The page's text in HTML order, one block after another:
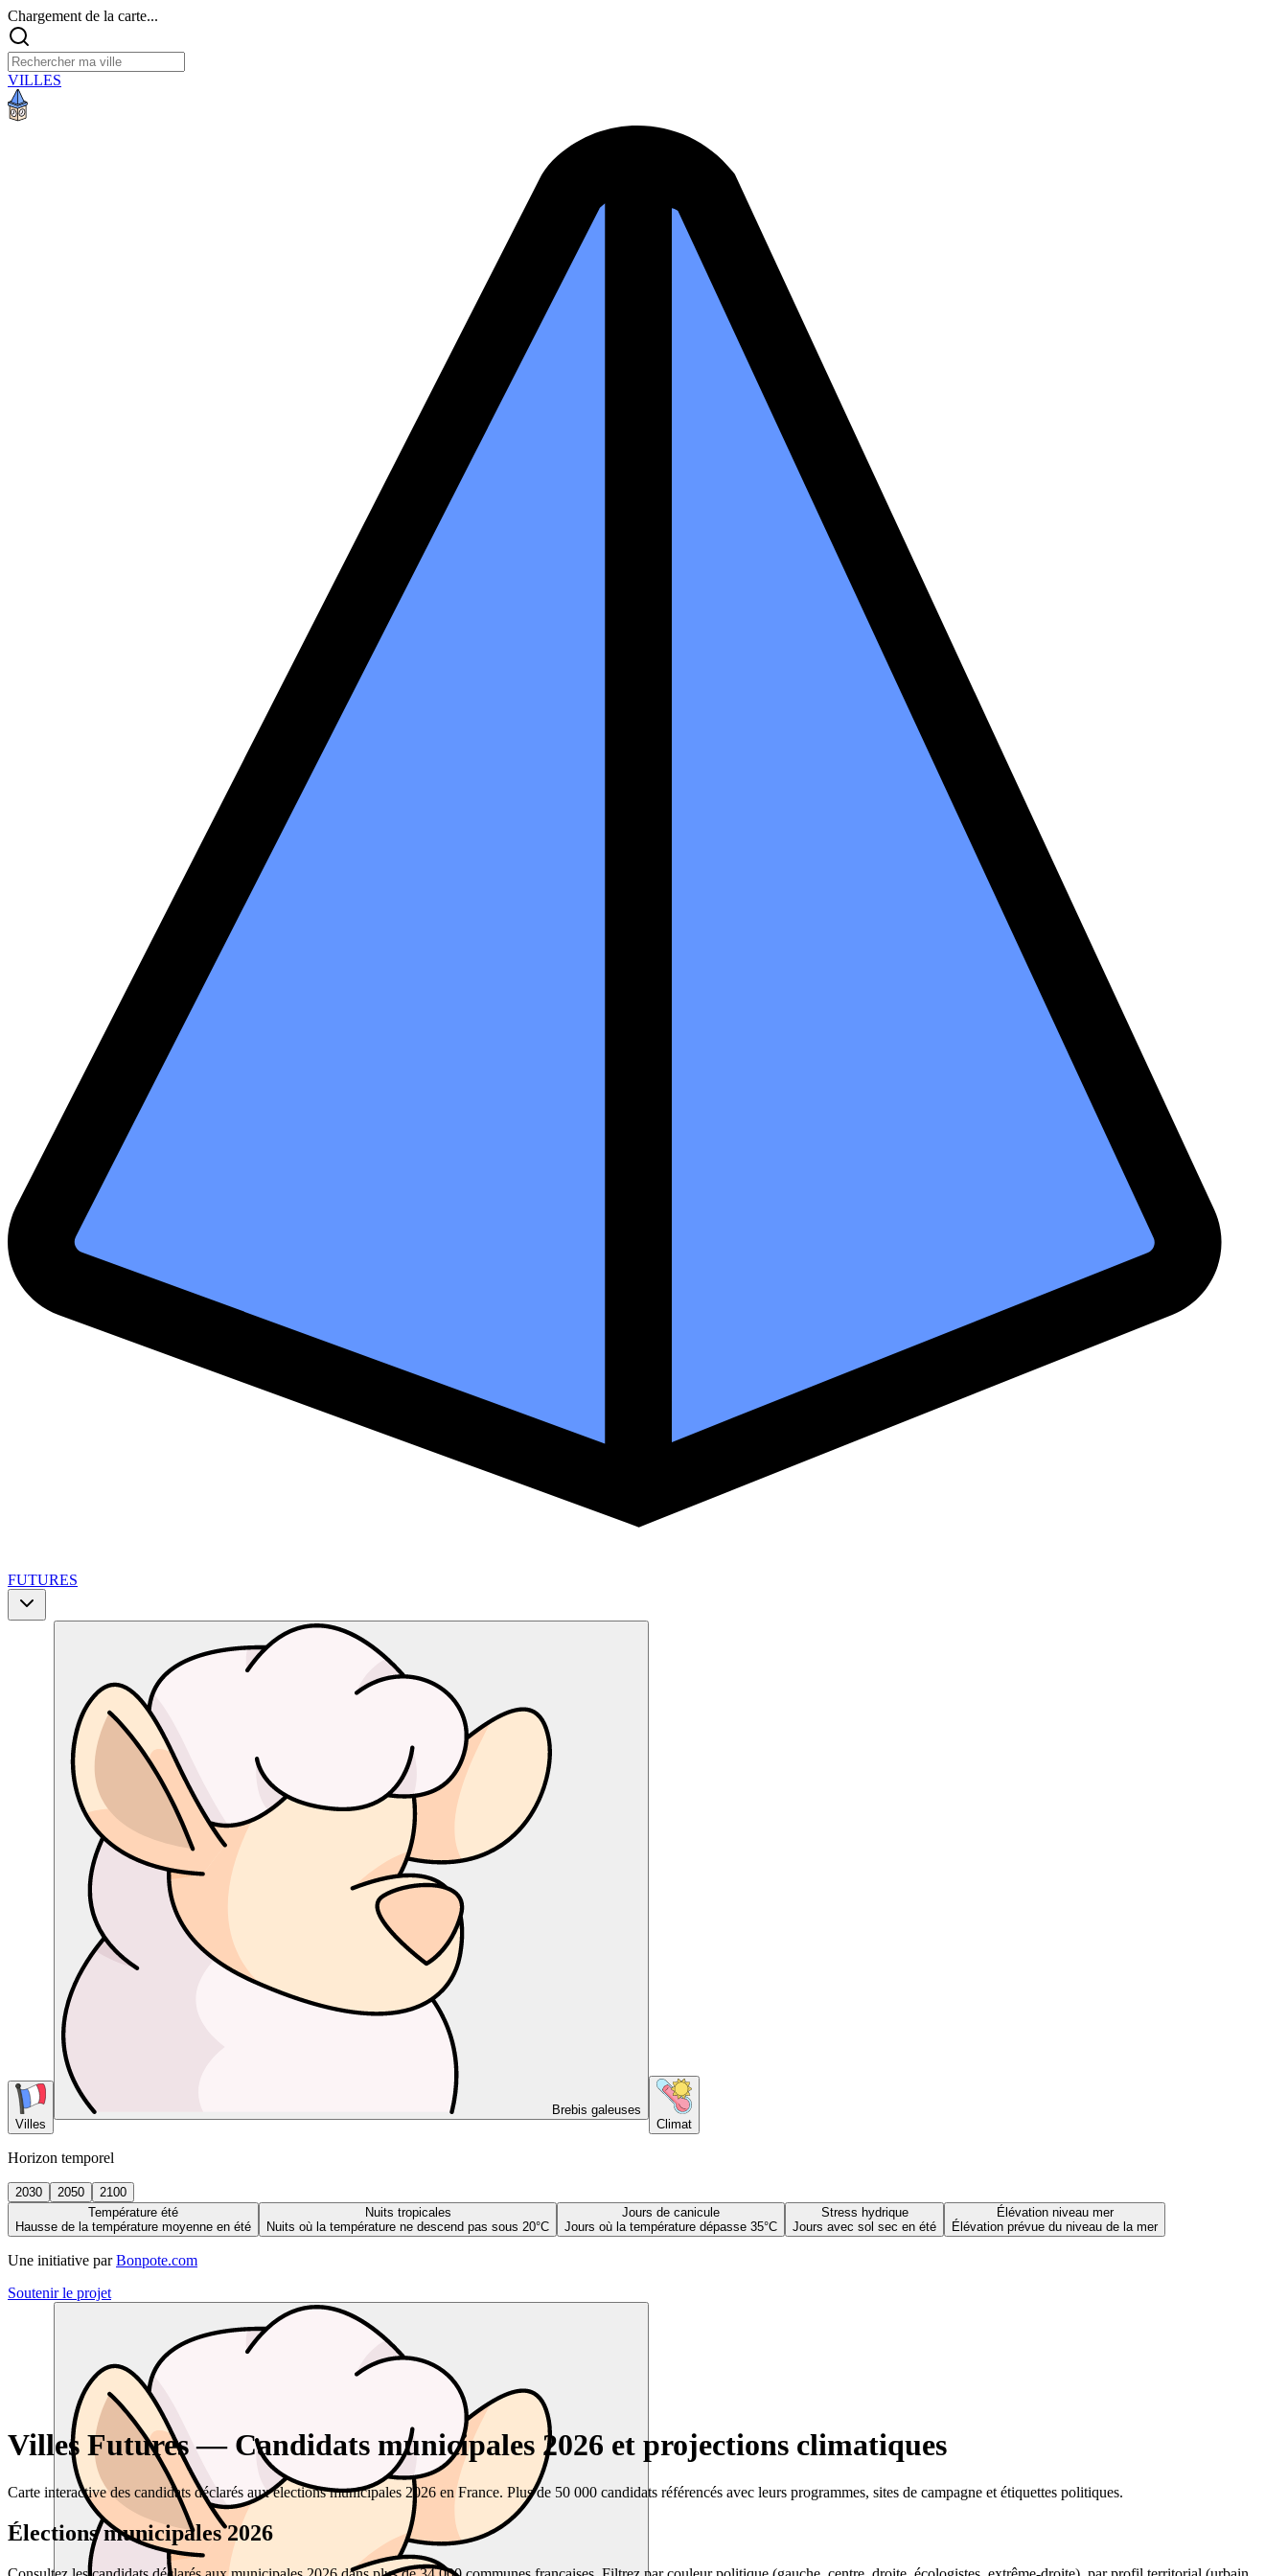
Chargement de la carte...
VILLES
FUTURES
Villes
Brebis galeuses
Climat
Horizon temporel
2030 2050
2100
Température été
Hausse de la température moyenne en été
Nuits tropicales
Nuits où la température ne descend pas sous 20°C
Jours de canicule
Jours où la température dépasse 35°C
Stress hydrique
Jours avec sol sec en été
Élévation niveau mer
Élévation prévue du niveau de la mer
Une initiative par Bonpote.com
Soutenir le projet
Villes Futures — Candidats municipales 2026 et projections climatiques
Carte interactive des candidats déclarés aux élections municipales 2026 en France. Plus de 50 000 candidats référencés avec leurs programmes, sites de campagne et étiquettes politiques.
Élections municipales 2026